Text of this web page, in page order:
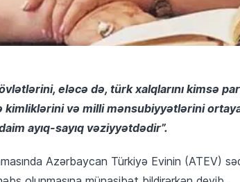
eləcə də, türk xalqlarını kimsə
və milli mənsubiyyətlərini
ayıq-sayıq vəziyyətdədir”.
Azərbaycan Türkiyə Evinin (ATEV)